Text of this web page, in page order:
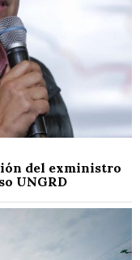
del exministro
UNGRD